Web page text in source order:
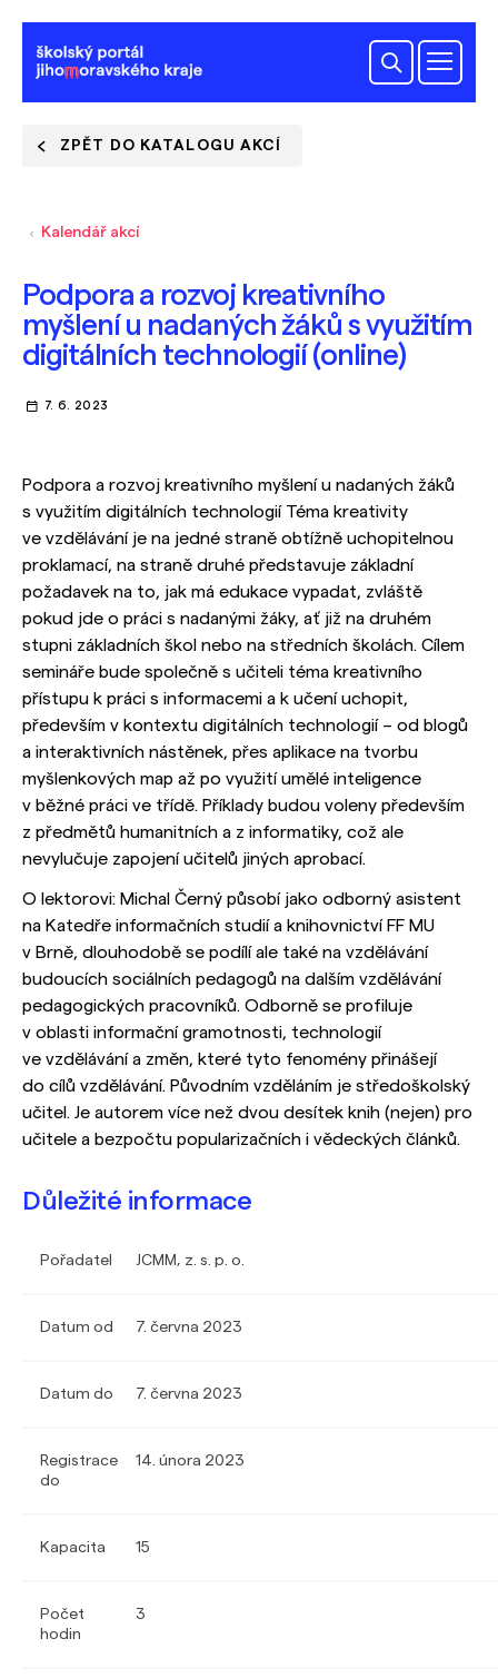
ZPĚT DO KATALOGU AKCÍ
Kalendář akcí
Podpora a rozvoj kreativního
myšlení u nadaných žáků s využitím
digitálních technologií (online)
7. 6. 2023
Podpora a rozvoj kreativního myšlení u nadaných žáků
s využitím digitálních technologií Téma kreativity
ve vzdělávání je na jedné straně obtížně uchopitelnou
proklamací, na straně druhé představuje základní
požadavek na to, jak má edukace vypadat, zvláště
pokud jde o práci s nadanými žáky, ať již na druhém
stupni základních škol nebo na středních školách. Cílem
semináře bude společně s učiteli téma kreativního
přístupu k práci s informacemi a k učení uchopit,
především v kontextu digitálních technologií – od blogů
a interaktivních nástěnek, přes aplikace na tvorbu
myšlenkových map až po využití umělé inteligence
v běžné práci ve třídě. Příklady budou voleny především
z předmětů humanitních a z informatiky, což ale
nevylučuje zapojení učitelů jiných aprobací.
O lektorovi: Michal Černý působí jako odborný asistent
na Katedře informačních studií a knihovnictví FF MU
v Brně, dlouhodobě se podílí ale také na vzdělávání
budoucích sociálních pedagogů na dalším vzdělávání
pedagogických pracovníků. Odborně se profiluje
v oblasti informační gramotnosti, technologií
ve vzdělávání a změn, které tyto fenomény přinášejí
do cílů vzdělávání. Původním vzděláním je středoškolský
učitel. Je autorem více než dvou desítek knih (nejen) pro
učitele a bezpočtu popularizačních i vědeckých článků.
Důležité informace
Pořadatel JCMM, z. s. p. o.
Datum od 7. června 2023
Datum do 7. června 2023
Registrace
do
14. února 2023
Kapacita 15
Počet
hodin
3